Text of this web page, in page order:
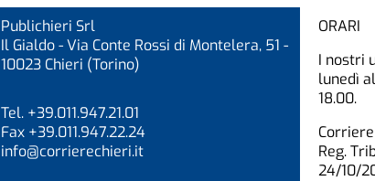
Publichieri Srl
Il Gialdo - Via Conte Rossi di Montelera, 51 -
10023 Chieri (Torino)
Tel. +39.011.947.21.01
Fax +39.011.947.22.24
info@corrierechieri.it
ORARI
I nostri
lunedì
18.00.
Reg.
24/10/